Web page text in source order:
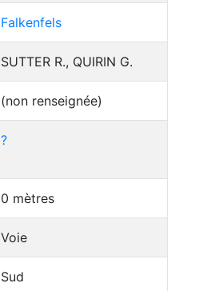
Falkenfels
SUTTER R., QUIRIN G.
(non renseignée)
?
0 mètres
Voie
Sud